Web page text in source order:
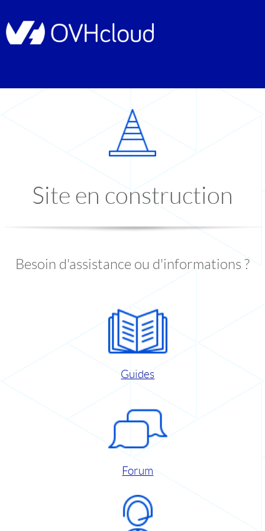
Site en construction
Besoin d'assistance ou d'informations ?
Guides
Forum